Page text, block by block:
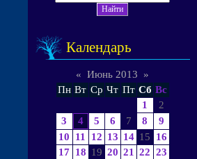
Календарь
« Июнь 2013
»
Пн Вт Ср Чт Пт Сб Вс
1
2
3
4 5 6 7 8
9
10
11 12 13 14 15
16
17 18 19 20 21 22 23